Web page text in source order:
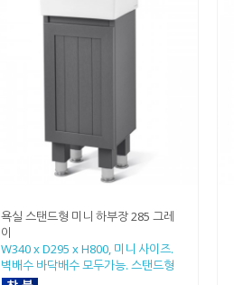
욕실 스탠드형 미니 하부장 285 그레
이
W340 x D295 x H800, 미니 사이즈.
벽배수 바닥배수 모두가능. 스탠드형